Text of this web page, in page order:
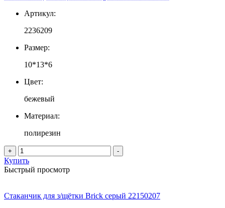
Артикул:
2236209
Размер:
10*13*6
Цвет:
бежевый
Материал:
полирезин
+ -
Купить
Быстрый просмотр
Стаканчик для з/щётки Brick серый 22150207